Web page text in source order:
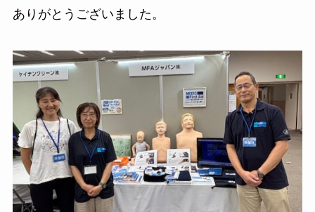
ありがとうございました。